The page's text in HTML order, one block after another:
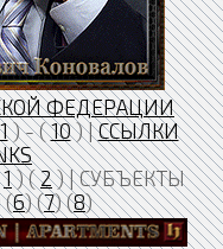
ФЕДЕРАЦИИ
1) - (10) |ССЫЛКИ
1) (2) | СУБЪЕКТЫ
(6) (7) (8)